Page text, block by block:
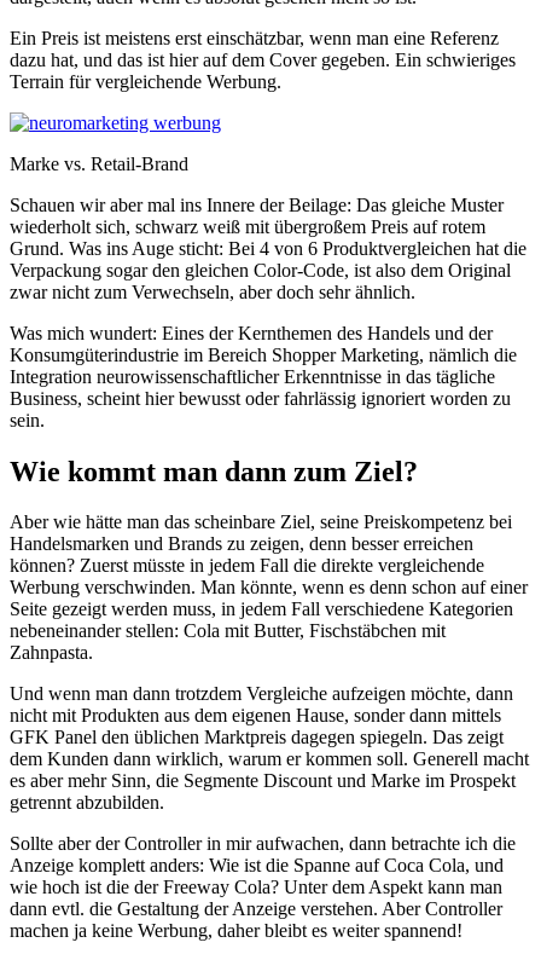
Ein Preis ist meistens erst einschätzbar, wenn man eine Referenz
dazu hat, und das ist hier auf dem Cover gegeben. Ein schwieriges
Terrain für vergleichende Werbung.
Marke vs. Retail-Brand
Schauen wir aber mal ins Innere der Beilage: Das gleiche Muster
wiederholt sich, schwarz weiß mit übergroßem Preis auf rotem
Grund. Was ins Auge sticht: Bei 4 von 6 Produktvergleichen hat die
Verpackung sogar den gleichen Color-Code, ist also dem Original
zwar nicht zum Verwechseln, aber doch sehr ähnlich.
Was mich wundert: Eines der Kernthemen des Handels und der
Konsumgüterindustrie im Bereich Shopper Marketing, nämlich die
Integration neurowissenschaftlicher Erkenntnisse in das tägliche
Business, scheint hier bewusst oder fahrlässig ignoriert worden zu
sein.
Wie kommt man dann zum Ziel?
Aber wie hätte man das scheinbare Ziel, seine Preiskompetenz bei
Handelsmarken und Brands zu zeigen, denn besser erreichen
können? Zuerst müsste in jedem Fall die direkte vergleichende
Werbung verschwinden. Man könnte, wenn es denn schon auf einer
Seite gezeigt werden muss, in jedem Fall verschiedene Kategorien
nebeneinander stellen: Cola mit Butter, Fischstäbchen mit
Zahnpasta.
Und wenn man dann trotzdem Vergleiche aufzeigen möchte, dann
nicht mit Produkten aus dem eigenen Hause, sonder dann mittels
GFK Panel den üblichen Marktpreis dagegen spiegeln. Das zeigt
dem Kunden dann wirklich, warum er kommen soll. Generell macht
es aber mehr Sinn, die Segmente Discount und Marke im Prospekt
getrennt abzubilden.
Sollte aber der Controller in mir aufwachen, dann betrachte ich die
Anzeige komplett anders: Wie ist die Spanne auf Coca Cola, und
wie hoch ist die der Freeway Cola? Unter dem Aspekt kann man
dann evtl. die Gestaltung der Anzeige verstehen. Aber Controller
machen ja keine Werbung, daher bleibt es weiter spannend!